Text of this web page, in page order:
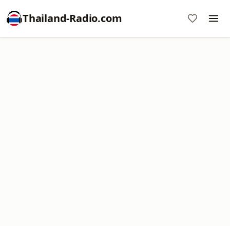
Thailand-Radio.com